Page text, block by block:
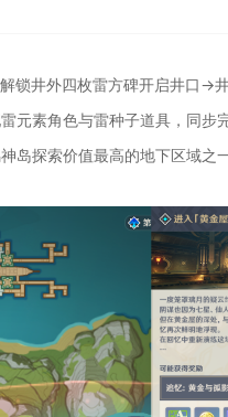
锁井外四枚雷方碑开启井口→
元素角色与雷种子道具，同步
岛探索价值最高的地下区域之一